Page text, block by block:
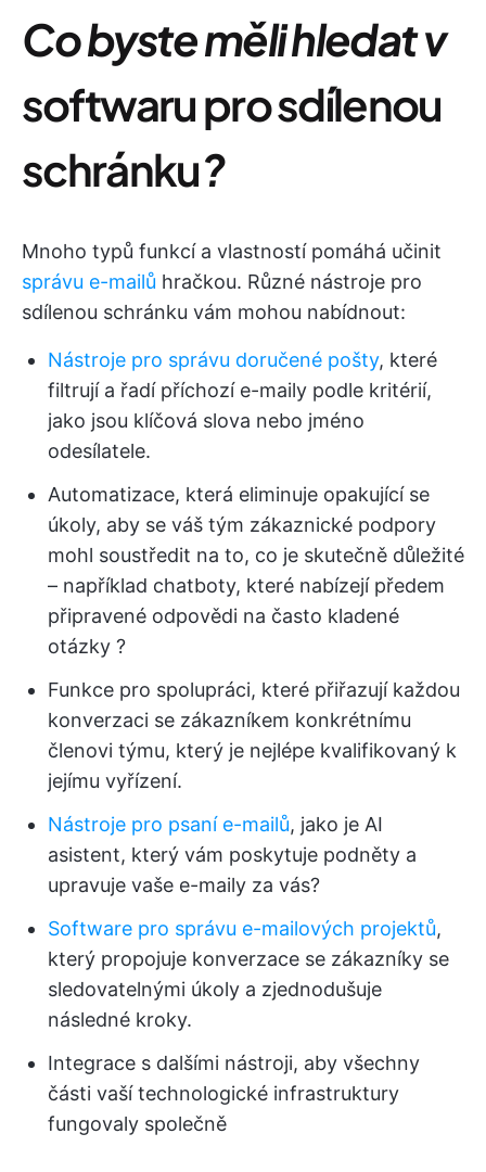
Co byste měli hledat v
softwaru pro sdílenou
schránku?
Mnoho typů funkcí a vlastností pomáhá učinit
správu e-mailů hračkou. Různé nástroje pro
sdílenou schránku vám mohou nabídnout:
Nástroje pro správu doručené pošty, které
filtrují a řadí příchozí e-maily podle kritérií,
jako jsou klíčová slova nebo jméno
odesílatele.
Automatizace, která eliminuje opakující se
úkoly, aby se váš tým zákaznické podpory
mohl soustředit na to, co je skutečně důležité
– například chatboty, které nabízejí předem
připravené odpovědi na často kladené
otázky ?
Funkce pro spolupráci, které přiřazují každou
konverzaci se zákazníkem konkrétnímu
členovi týmu, který je nejlépe kvalifikovaný k
jejímu vyřízení.
Nástroje pro psaní e-mailů, jako je AI
asistent, který vám poskytuje podněty a
upravuje vaše e-maily za vás?
Software pro správu e-mailových projektů,
který propojuje konverzace se zákazníky se
sledovatelnými úkoly a zjednodušuje
následné kroky.
Integrace s dalšími nástroji, aby všechny
části vaší technologické infrastruktury
fungovaly společně